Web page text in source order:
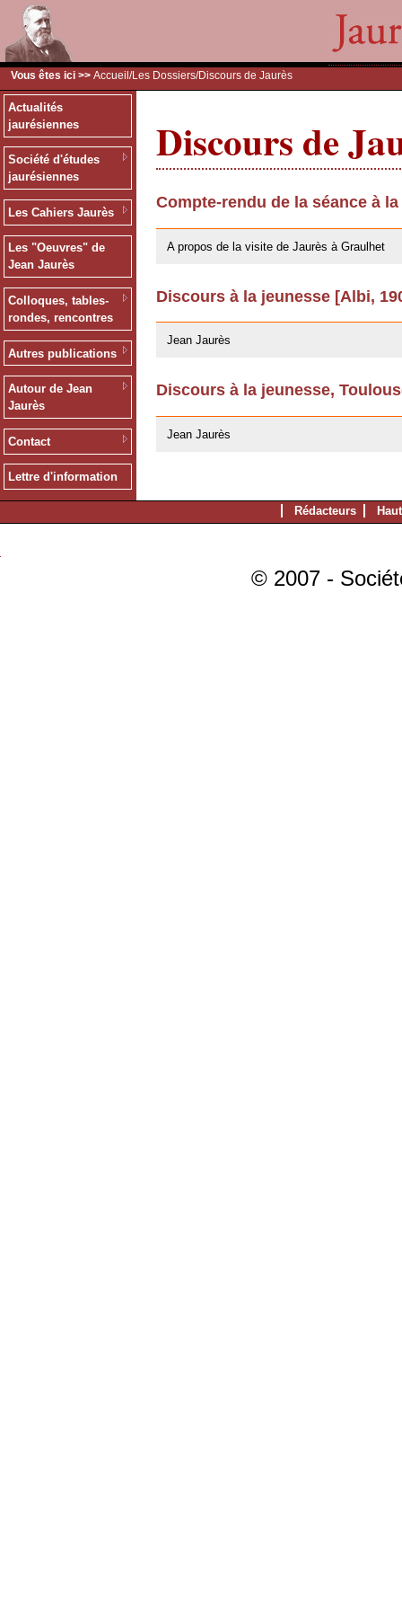
Vous êtes ici >> Accueil /Les Dossiers/Discours de Jaurès
Actualités
jaurésiennes
Société d'études
jaurésiennes
Les Cahiers Jaurès
Les "Oeuvres" de
Jean Jaurès
Colloques, tables-
rondes, rencontres
Autres publications
Autour de Jean
Jaurès
Contact
Lettre d'information
Discours de
Compte-rendu de la séance à
A propos de la visite de Jaurès à Graulhet
Discours à la jeunesse [Albi,
Jean Jaurès
Discours à la jeunesse,
Jean Jaurès
Rédacteurs
© 2007 -